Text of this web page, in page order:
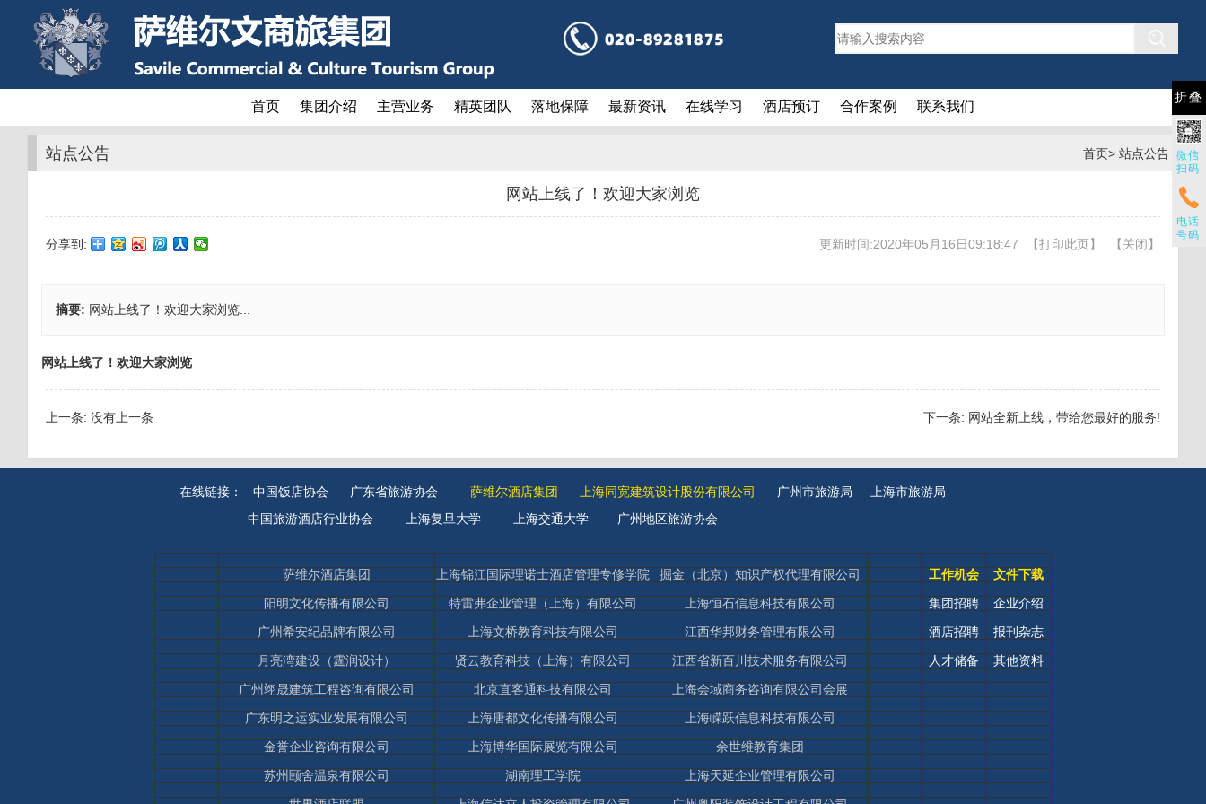
折叠
微信
扫码
电话
号码
首页 集团介绍 主营业务 精英团队 落地保障 最新资讯 在线学习 酒店预订 合作案例 联系我们
站点公告 首页> 站点公告
网站上线了！欢迎大家浏览
分享到: 更新时间:2020年05月16日09:18:47 【打印此页】 【关闭】
摘要: 网站上线了！欢迎大家浏览...
网站上线了！欢迎大家浏览
上一条: 没有上一条 下一条: 网站全新上线，带给您最好的服务!
在线链接： 中国饭店协会 广东省旅游协会 萨维尔酒店集团 上海同宽建筑设计股份有限公司 广州市旅游局
上海市旅游局
中国旅游酒店行业协会
上海复旦大学 上海交通大学 广州地区旅游协会
萨维尔酒店集团 上海锦江国际理诺士酒店管理专修学院 掘金（北京）知识产权代理有限公司 工作机会
文件下载
阳明文化传播有限公司
特雷弗企业管理（上海）有限公司 上海恒石信息科技有限公司 集团招聘
企业介绍
广州希安纪品牌有限公司
上海文桥教育科技有限公司 江西华邦财务管理有限公司 酒店招聘
报刊杂志
月亮湾建设（霆润设计）
贤云教育科技（上海）有限公司 江西省新百川技术服务有限公司 人才储备
其他资料
广州翊晟建筑工程咨询有限公司
北京直客通科技有限公司
上海会域商务咨询有限公司会展
广东明之运实业发展有限公司
上海唐都文化传播有限公司
上海嵘跃信息科技有限公司
金誉企业咨询有限公司
上海博华国际展览有限公司
余世维教育集团
苏州颐舍温泉有限公司
湖南理工学院
上海天延企业管理有限公司